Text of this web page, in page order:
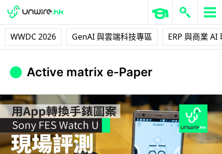
WWDC 2026 GenAI 與雲端科技專區 ERP 與商業 AI
Active matrix e-Paper